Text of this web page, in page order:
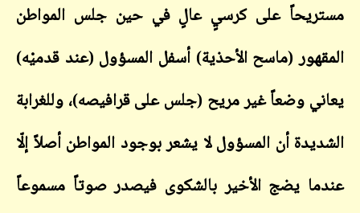
مستريحاً على كرسيٍ عالٍ في حين جلس المواطن
المقهور (ماسح الأحذية) أسفل المسؤول (عند قدميْه)
يعاني وضعاً غير مريح (جلس على قرافيصه)، وللغرابة
الشديدة أن المسؤول لا يشعر بوجود المواطن أصلاً إلّا
عندما يضج الأخير بالشكوى فيصدر صوتاً مسموعاً